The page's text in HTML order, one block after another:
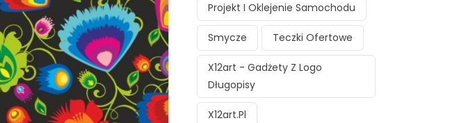
Projekt I Oklejenie Samochodu
Smycze Teczki Ofertowe
X12art - Gadżety Z Logo
Długopisy
X12art.pl